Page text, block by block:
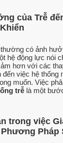
của Trễ
có ảnh
hệ động lực nói
hơn với các
đến việc hệ thống
muốn. Việc
trễ là một
trong việc
Pháp